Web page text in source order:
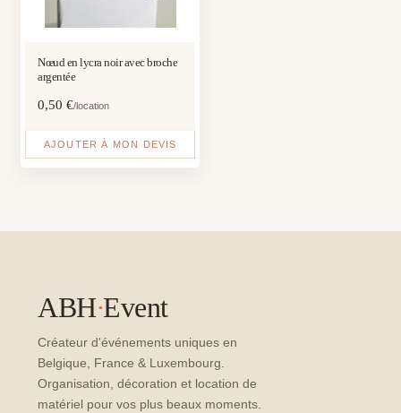
Nœud en lycra noir avec broche
argentée
0,50€/location
AJOUTER À MON DEVIS
ABH·Event
Créateur d'événements uniques en
Belgique, France & Luxembourg.
Organisation, décoration et location de
matériel pour vos plus beaux moments.